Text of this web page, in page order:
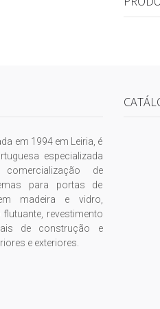
em 1994 em Leiria, é
especializada
de
para portas de
madeira e vidro,
revestimento
de construção e
e exteriores.